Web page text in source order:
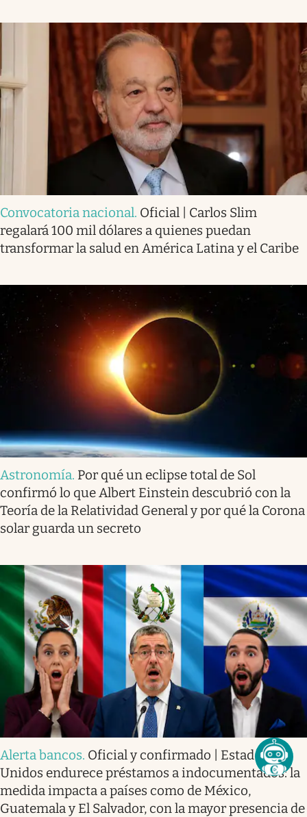
Convocatoria nacional. Oficial | Carlos Slim
regalará 100 mil dólares a quienes puedan
transformar la salud en América Latina y el Caribe
Astronomía. Por qué un eclipse total de Sol
confirmó lo que Albert Einstein descubrió con la
Teoría de la Relatividad General y por qué la Corona
solar guarda un secreto
Alerta bancos. Oficial y confirmado | Estados
Unidos endurece préstamos a indocumentados: la
medida impacta a países como de México,
Guatemala y El Salvador, con la mayor presencia de